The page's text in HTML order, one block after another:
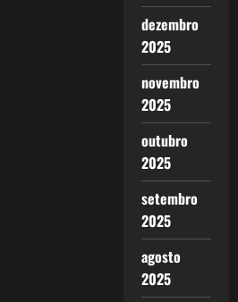
dezembro
2025
novembro
2025
outubro
2025
setembro
2025
agosto
2025